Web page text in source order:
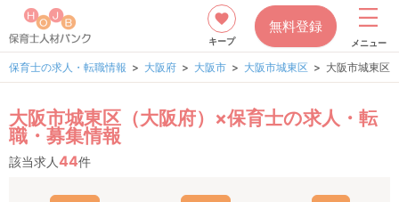
キープ
無料登録
メニュー
保育士の求人・転職情報 大阪府 大阪市 大阪市城東区 大阪市城東区
大阪市城東区（大阪府）×保育士の求人・転
職・募集情報
該当求人44件